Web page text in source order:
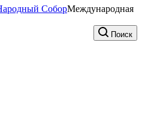
Международная
Поиск